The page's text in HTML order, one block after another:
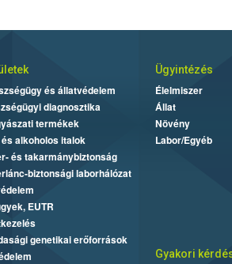
és állatvédelem
diagnosztika
termékek
alkoholos italok
és takarmánybiztonság
biztonsági laborhálózat
EUTR
genetikai erőforrások
Ügyintézés
Élelmiszer
Állat
Növény
Labor/Egyéb
Gyakori